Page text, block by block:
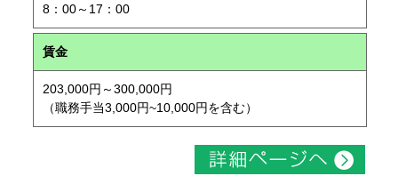
8：00～17：00
賃金
203,000円～300,000円
（職務手当3,000円~10,000円を含む）